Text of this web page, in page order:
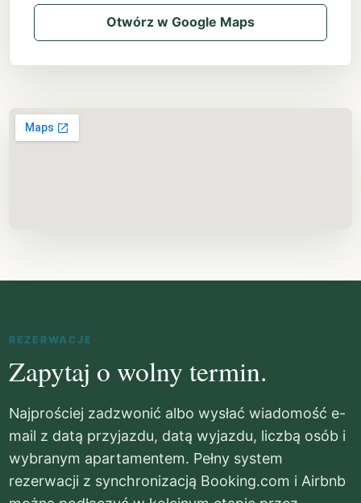
Otwórz w Google Maps
REZERWACJE
Zapytaj o wolny termin.
Najprościej zadzwonić albo wysłać wiadomość e-
mail z datą przyjazdu, datą wyjazdu, liczbą osób i
wybranym apartamentem. Pełny system
rezerwacji z synchronizacją Booking.com i Airbnb